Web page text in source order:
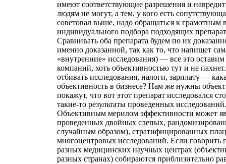
имеют соответствующие разрешения и
людям не могут, а тем, у кого есть
советовал выше, надо обращаться к грамотным
индивидуального подбора подходящих
Сравнивать оба препарата будем по их
именно доказанной, так как то, что напишет
«внутренние» исследования) — все это
компаний, хоть объективностью тут и не
отбивать исследования, налоги, зарплату —
объективность в бизнесе? Нам же нужны
покажут, что вот этот препарат исследовался
такие-то результаты проведенных исследований.
Объективным мерилом эффективности может
проведенных двойных слепых,
случайным образом), стратифицированных
многоцентровых исследований. Если говорить
разных медицинских научных центрах
разных странах) собираются приблизительно